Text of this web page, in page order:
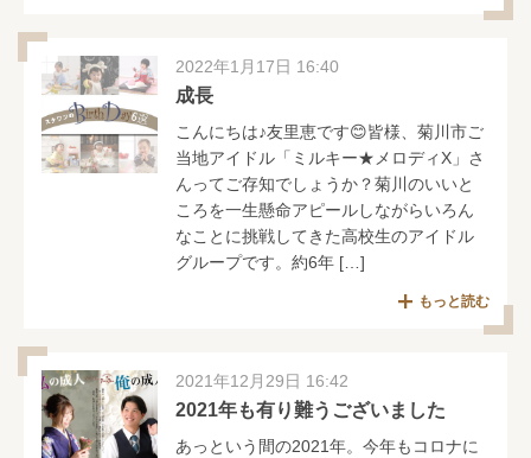
2022年1月17日 16:40
成長
こんにちは♪友里恵です😊皆様、菊川市ご
当地アイドル「ミルキー★メロディX」さ
んってご存知でしょうか？菊川のいいと
ころを一生懸命アピールしながらいろん
なことに挑戦してきた高校生のアイドル
グループです。約6年 […]
もっと読む
2021年12月29日 16:42
2021年も有り難うございました
あっという間の2021年。今年もコロナに